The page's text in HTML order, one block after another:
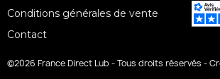
Conditions générales de vente
Contact
©2026 France Direct Lub - Tous droits réservés -